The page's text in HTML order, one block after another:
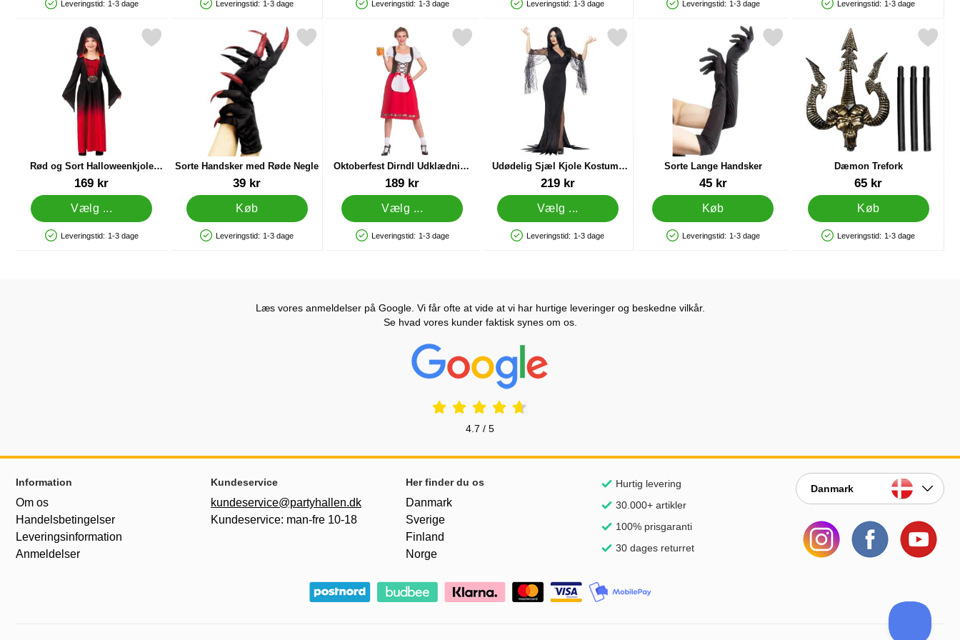
Produkttilgængelighed: På lager
Leveringstid: 1-3 dage
Produkttilgængelighed: På lager
Leveringstid: 1-3 dage
Produkttilgængelighed: På lager
Leveringstid: 1-3 dage
Produkttilgængelighed: På lager
Leveringstid: 1-3 dage
Produkttilgængelighed: På lager
Leveringstid: 1-3 dage
Produkttilgængelighed: På lager
Leveringstid: 1-3 dage
Rød og Sort Halloweenkjole
Børnekostume Large
Varenr 24476169 kr
Vælg ...
Produkttilgængelighed: På lager
Leveringstid: 1-3 dage
rød og Sort Halloweenkjole Børnekostume Large som favorit
Sorte Handsker med Røde Negle
39 kr
Køb
Produkttilgængelighed: På lager
Leveringstid: 1-3 dage
Markér sorte Handsker med Røde Negle som favorit
Oktoberfest Dirndl Udklædning
Kostume Large
Varenr 23842189 kr
Vælg ...
Produkttilgængelighed: På lager
Leveringstid: 1-3 dage
Markér oktoberfest Dirndl Udklædning Kostume Large som favorit
Udødelig Sjæl Kjole Kostume
Large
Varenr 16101219 kr
Vælg ...
Produkttilgængelighed: På lager
Leveringstid: 1-3 dage
Markér udødelig Sjæl Kjole Kostume Large som favorit
Sorte Lange Handsker
45 kr
Køb
Produkttilgængelighed: På lager
Leveringstid: 1-3 dage
Markér sorte Lange Handsker som favorit
Dæmon Trefork
65 kr
Køb
Produkttilgængelighed: På lager
Leveringstid: 1-3 dage
Markér dæmon Trefork
Læs vores anmeldelser på Google. Vi får ofte at vide at vi har hurtige leveringer og beskedne vilkår.
Se hvad vores kunder faktisk synes om os.
Prisjakt Anmeldelser: 4.7 Stjerne
4.7 / 5
Sidefodsinhold Blandet info og links
Information
Om os
Handelsbetingelser
Leveringsinformation
Anmeldelser
Kundeservice
kundeservice@partyhallen.dk
Kundeservice: man-fre 10-18
Her finder du os
Danmark
Sverige
Finland
Norge
Hurtig levering
30.000+ artikler
100% prisgaranti
30 dages returret
Danmark